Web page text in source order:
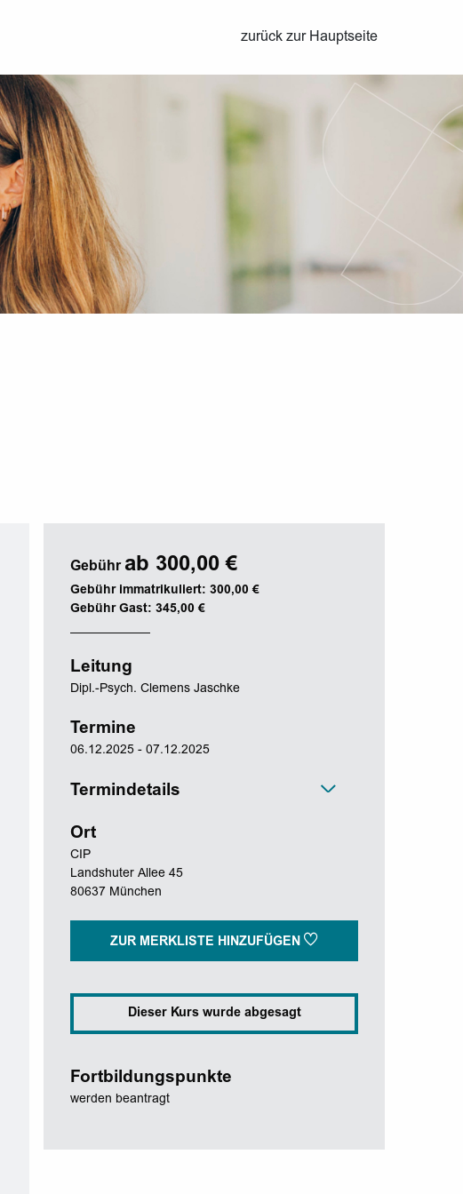
zurück zur Hauptseite
Gebühr ab 300,00 €
Gebühr immatrikuliert: 300,00 €
Gebühr Gast: 345,00 €
Leitung
Dipl.-Psych. Clemens Jaschke
Termine
06.12.2025 - 07.12.2025
Termindetails
Ort
CIP
Landshuter Allee 45
80637 München
ZUR MERKLISTE HINZUFÜGEN
Dieser Kurs wurde abgesagt
Fortbildungspunkte
werden beantragt